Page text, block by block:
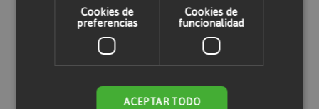
Solo usuarios registrados pueden escribir
comentarios. Por favor,
iniciar sesión
Cookies de
preferencias
Cookies de
funcionalidad
ACEPTAR TODO